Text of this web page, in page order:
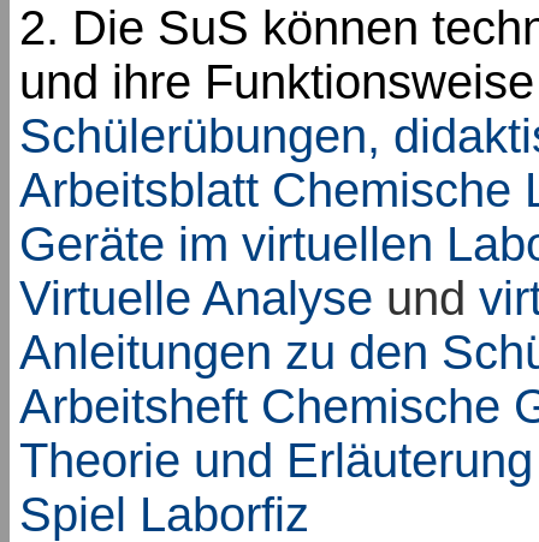
2. Die SuS können
und ihre
Schülerübungen,
Arbeitsblatt Chemische
Geräte im virtuellen
Virtuelle Analyse und
Anleitungen zu den
Arbeitsheft Chemische
Theorie und
Spiel Laborfiz